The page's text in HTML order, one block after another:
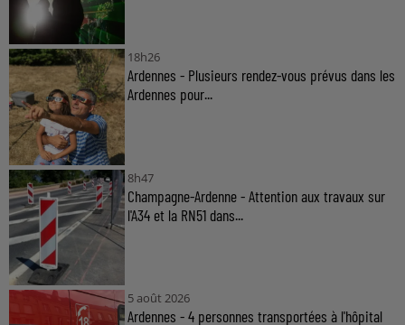
18h26
Ardennes - Plusieurs rendez-vous prévus dans les
Ardennes pour...
8h47
Champagne-Ardenne - Attention aux travaux sur
l'A34 et la RN51 dans...
5 août 2026
Ardennes - 4 personnes transportées à l'hôpital